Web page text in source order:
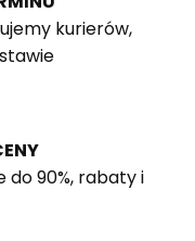
kurierów,
do 90%, rabaty i